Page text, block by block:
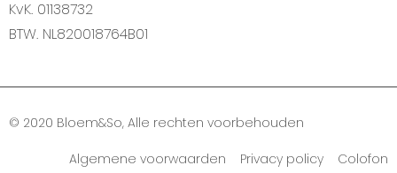
KvK. 01138732
BTW. NL820018764B01
© 2020 Bloem&So, Alle rechten voorbehouden
Algemene voorwaarden Privacy policy Colofon